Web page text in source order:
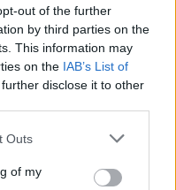
out of the further
by third parties on the
This information may
on the IAB’s List of
disclose it to other
Outs
of my
00:05:10
per dieną praleidžia
00:04:45
kaip sprendžia